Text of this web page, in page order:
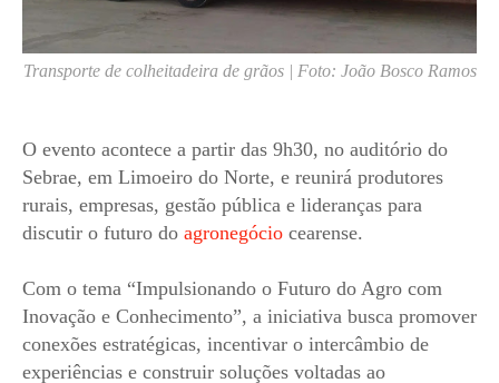
Transporte de colheitadeira de grãos | Foto: João Bosco Ramos
O evento acontece a partir das 9h30, no auditório do
Sebrae, em Limoeiro do Norte, e reunirá produtores
rurais, empresas, gestão pública e lideranças para
discutir o futuro do agronegócio cearense.
Com o tema “Impulsionando o Futuro do Agro com
Inovação e Conhecimento”, a iniciativa busca promover
conexões estratégicas, incentivar o intercâmbio de
experiências e construir soluções voltadas ao